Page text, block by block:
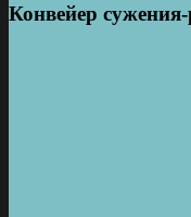
Конвейер